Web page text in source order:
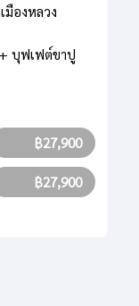
มืองหลวง
บุฟเฟต์ขาปู
฿27,900
฿27,900